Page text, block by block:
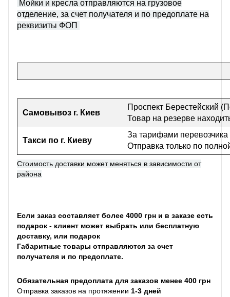
Мойки и кресла отправляются на грузовое
отделение, за счет получателя и по предоплате на
реквизиты ФОП
Самовывоз г. Киев
Проспект Берестейский
Товар на резерве
Такси по г. Киеву
За тарифами перевозчика
Отправка только по
Стоимость доставки может меняться в зависимости от
района
Если заказ составляет более 4000 грн и в заказе есть
подарок - клиент может выбрать или бесплатную
доставку, или подарок
Габаритные товары отправляются за счет
получателя и по предоплате.
Обязательная предоплата для заказов менее 400 грн
Отправка заказов на протяжении 1-3 дней